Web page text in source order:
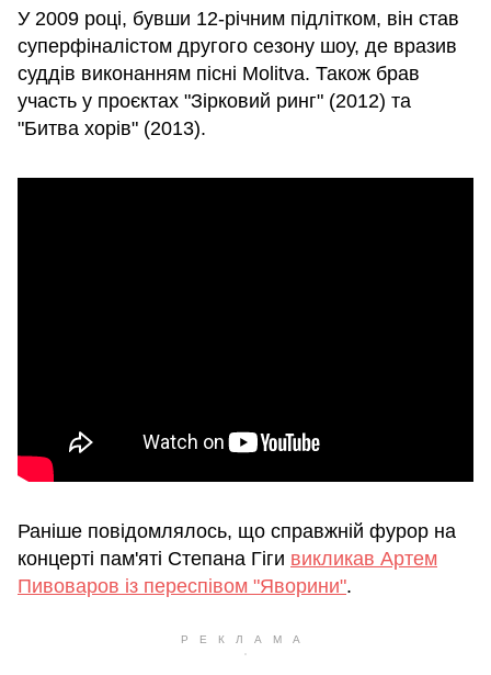
У 2009 році, бувши 12-річним підлітком, він став
суперфіналістом другого сезону шоу, де вразив
суддів виконанням пісні Molitva. Також брав
участь у проєктах "Зірковий ринг" (2012) та
"Битва хорів" (2013).
Раніше повідомлялось, що справжній фурор на
концерті пам'яті Степана Гіги викликав Артем
Пивоваров із переспівом "Яворини".